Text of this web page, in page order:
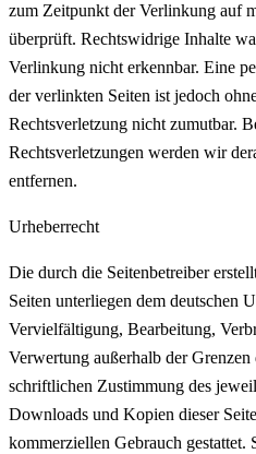
zum Zeitpunkt der Verlinkung auf
überprüft. Rechtswidrige Inhalte
Verlinkung nicht erkennbar. Eine
der verlinkten Seiten ist jedoch
Rechtsverletzung nicht zumutbar.
Rechtsverletzungen werden wir
entfernen.
Urheberrecht
Die durch die Seitenbetreiber
Seiten unterliegen dem deutschen
Vervielfältigung, Bearbeitung,
Verwertung außerhalb der
schriftlichen Zustimmung des
Downloads und Kopien dieser
kommerziellen Gebrauch gestattet.